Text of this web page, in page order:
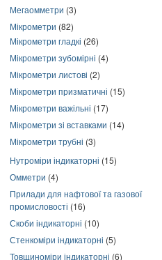
Мегаомметри (3)
Мікрометри (82)
Мікрометри гладкі (26)
Мікрометри зубомірні (4)
Мікрометри листові (2)
Мікрометри призматичні (15)
Мікрометри важільні (17)
Мікрометри зі вставками (14)
Мікрометри трубні (3)
Нутроміри індикаторні (15)
Омметри (4)
Прилади для нафтової та газової
промисловості (16)
Скоби індикаторні (10)
Стенкоміри індикаторні (5)
Товщиноміри індикаторні (6)